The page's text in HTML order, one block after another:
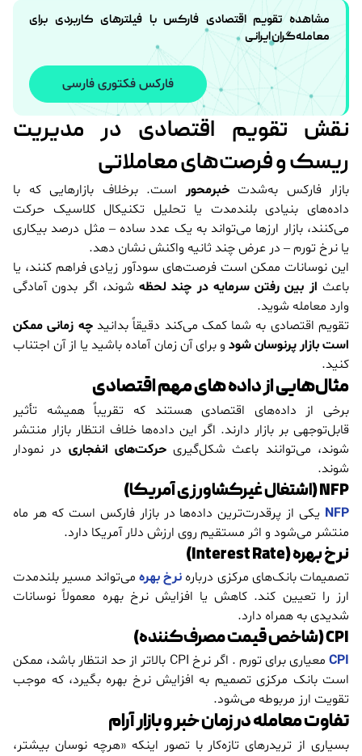
مشاهده تقویم اقتصادی فارکس با فیلترهای کاربردی برای
معامله‌گران ایرانی
فارکس فکتوری فارسی
نقش تقویم اقتصادی در مدیریت
ریسک و فرصت‌های معاملاتی
بازار فارکس به‌شدت خبرمحوراست. برخلاف بازارهایی که با
داده‌های بنیادی بلندمدت یا تحلیل تکنیکال کلاسیک حرکت
می‌کنند، بازار ارزها می‌تواند به یک عدد ساده – مثل درصد بیکاری
یا نرخ تورم – در عرض چند ثانیه واکنش نشان دهد.
این نوسانات ممکن است فرصت‌های سودآور زیادی فراهم کنند، یا
باعث از بین رفتن سرمایه در چند لحظهشوند، اگر بدون آمادگی
وارد معامله شوید.
تقویم اقتصادی به شما کمک می‌کند دقیقاً بدانید چه زمانی ممکن
است بازار پرنوسان شودو برای آن زمان آماده باشید یا از آن اجتناب
کنید.
مثال‌هایی از داده های مهم اقتصادی
برخی از داده‌های اقتصادی هستند که تقریباً همیشه تأثیر
قابل‌توجهی بر بازار دارند. اگر این داده‌ها خلاف انتظار بازار منتشر
شوند، می‌توانند باعث شکل‌گیری حرکت‌های انفجاریدر نمودار
شوند.
NFP (اشتغال غیرکشاورزی آمریکا)
NFP یکی از پرقدرت‌ترین داده‌ها در بازار فارکس است که هر ماه
منتشر می‌شود و اثر مستقیم روی ارزش دلار آمریکا دارد.
نرخ بهره (Interest Rate)
تصمیمات بانک‌های مرکزی درباره نرخ بهرهمی‌تواند مسیر بلندمدت
ارز را تعیین کند. کاهش یا افزایش نرخ بهره معمولاً نوسانات
شدیدی به همراه دارد.
CPI (شاخص قیمت مصرف‌کننده)
CPI
معیاری برای تورم . اگر نرخ CPI بالاتر از حد انتظار باشد، ممکن
است بانک مرکزی تصمیم به افزایش نرخ بهره بگیرد، که موجب
تقویت ارز مربوطه می‌شود.
تفاوت معامله در زمان خبر و بازار آرام
بسیاری از تریدرهای تازه‌کار با تصور اینکه «هرچه نوسان بیشتر،